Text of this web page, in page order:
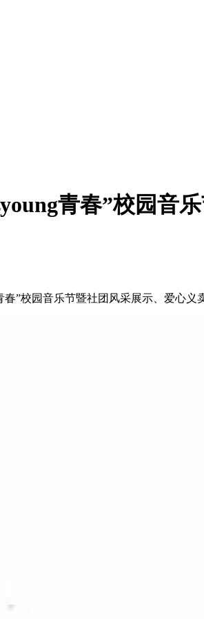
青春”校园音乐
”校园音乐节暨社团风采展示、爱心义